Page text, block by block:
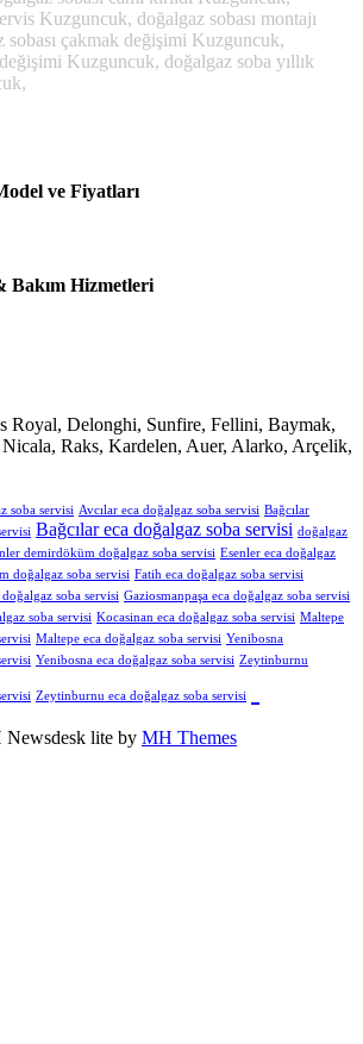
Kuzguncuk, doğalgaz sobası montajı
çakmak değişimi Kuzguncuk,
Kuzguncuk, doğalgaz soba yıllık
ve Fiyatları
Bakım Hizmetleri
Royal, Delonghi, Sunfire, Fellini, Baymak,
Raks, Kardelen, Auer, Alarko, Arçelik,
soba servisi Avcılar eca doğalgaz soba servisi Bağcılar
Bağcılar eca doğalgaz soba servisi doğalgaz
demirdöküm doğalgaz soba servisi Esenler eca doğalgaz
doğalgaz soba servisi Fatih eca doğalgaz soba servisi
soba servisi Gaziosmanpaşa eca doğalgaz soba servisi
soba servisi Kocasinan eca doğalgaz soba servisi Maltepe
Maltepe eca doğalgaz soba servisi Yenibosna
Yenibosna eca doğalgaz soba servisi Zeytinburnu
Zeytinburnu eca doğalgaz soba servisi
lite by MH Themes